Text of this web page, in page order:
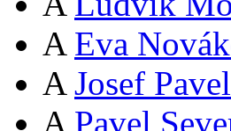
A Eva
A Josef
A Pavel